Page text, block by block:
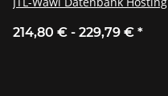
214,80 € - 229,79 € *